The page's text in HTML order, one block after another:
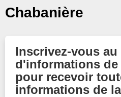
Chabanière
Inscrivez-vous au
d'informations de
pour recevoir
informations de